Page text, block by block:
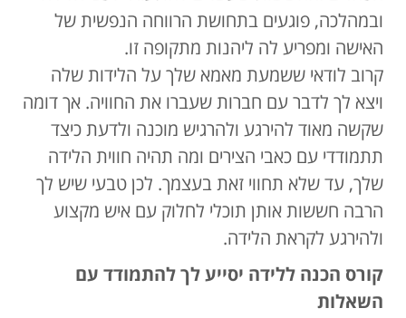
ובמהלכה, פוגעים בתחושת הרווחה הנפשית של
האישה ומפריע לה ליהנות מתקופה זו.
קרוב לודאי ששמעת מאמא שלך על הלידות שלה
ויצא לך לדבר עם חברות שעברו את החוויה. אך דומה
שקשה מאוד להירגע ולהרגיש מוכנה ולדעת כיצד
תתמודדי עם כאבי הצירים ומה תהיה חווית הלידה
שלך, עד שלא תחווי זאת בעצמך. לכן טבעי שיש לך
הרבה חששות אותן תוכלי לחלוק עם איש מקצוע
ולהירגע לקראת הלידה.
קורס הכנה ללידה יסייע לך להתמודד עם
השאלות